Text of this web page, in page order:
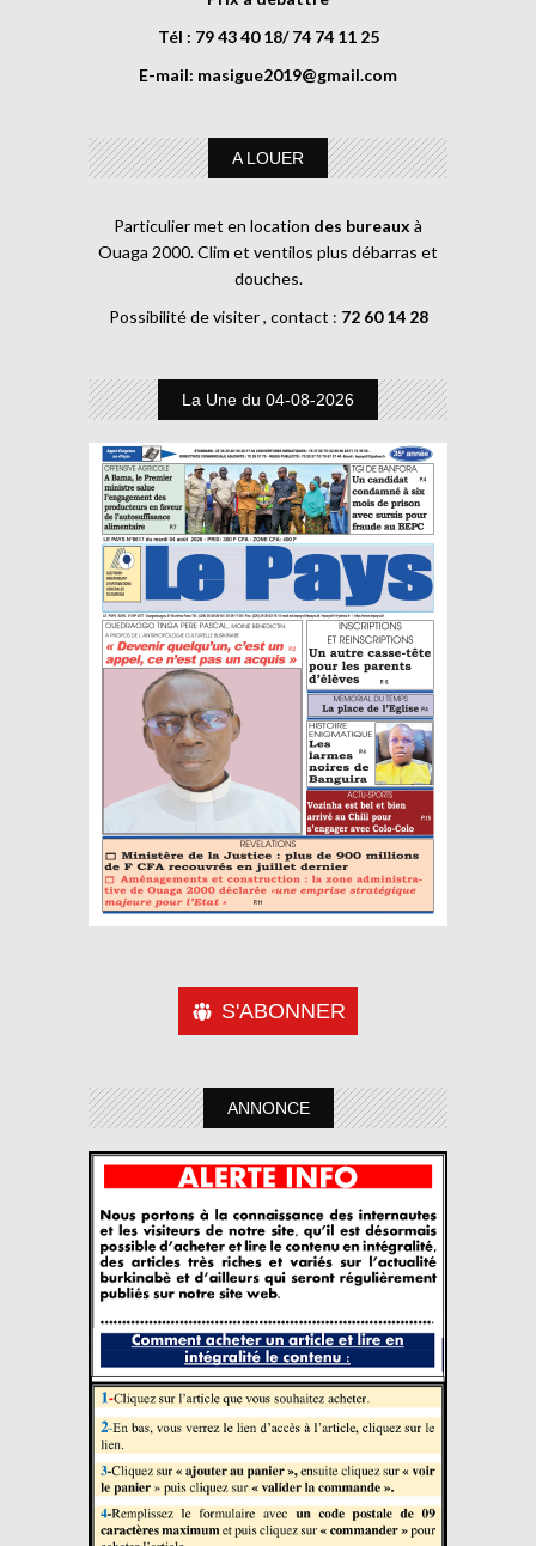
Tél : 79 43 40 18/ 74 74 11 25
E-mail: masigue2019@gmail.com
A LOUER
Particulier met en location des bureaux à
Ouaga 2000. Clim et ventilos plus débarras et
douches.
Possibilité de visiter , contact : 72 60 14 28
La Une du 04-08-2026
S'ABONNER
ANNONCE